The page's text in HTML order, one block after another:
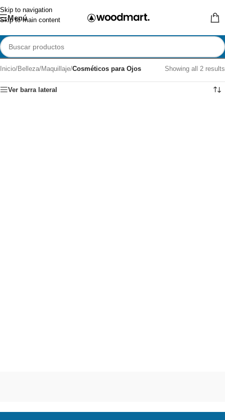
Skip to navigation
Skip to main content
Menú
Inicio/Belleza/Maquillaje/Cosméticos para Ojos Showing all 2 results
Ver barra lateral